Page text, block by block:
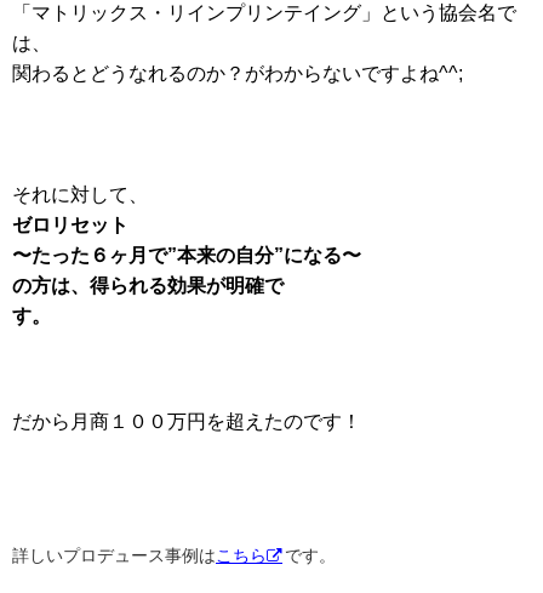
「マトリックス・リインプリンテイング」という協会名で
は、
関わるとどうなれるのか？がわからないですよね^^;
それに対して、
ゼロリセット
〜たった６ヶ月で”本来の自分”になる〜
の方は、得られる効果が明確で
す。
だから月商１００万円を超えたのです！
詳しいプロデュース事例はこちら です。